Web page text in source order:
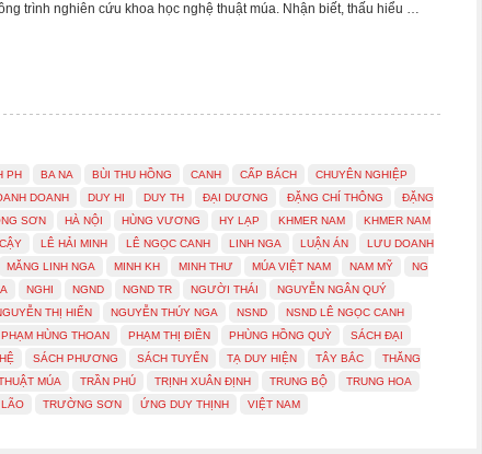
trình nghiên cứu khoa học nghệ thuật múa. Nhận biết, thấu hiểu …
PH BA NA BÙI THU HỒNG CANH CẤP BÁCH
CHUYÊN NGHIỆP
DOANH DUY HI DUY TH ĐẠI DƯƠNG ĐẶNG CHÍ THÔNG
ĐẶNG
SƠN HÀ NỘI HÙNG VƯƠNG HY LẠP KHMER NAM
KHMER NAM
LÊ HẢI MINH LÊ NGỌC CANH LINH NGA LUẬN ÁN
LƯU DOANH
MĂNG LINH NGA MINH KH MINH THƯ MÚA VIỆT NAM NAM MỸ
NG
NGHI NGND NGND TR NGƯỜI THÁI
NGUYỄN NGÂN QUÝ
THỊ HIỂN NGUYỄN THÚY NGA NSND
NSND LÊ NGỌC CANH
PHẠM HÙNG THOAN PHẠM THỊ ĐIỀN PHÙNG HỒNG QUỲ
SÁCH ĐẠI
SÁCH PHƯƠNG SÁCH TUYỂN TẠ DUY HIỆN TÂY BẮC
THĂNG
MÚA TRẦN PHÚ TRỊNH XUÂN ĐỊNH TRUNG BỘ
TRUNG HOA
TRƯỜNG SƠN ỨNG DUY THỊNH VIỆT NAM